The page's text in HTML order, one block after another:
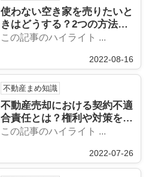
使わない空き家を売りたいと
きはどうする？2つの方法や
発生する費用を解説
この記事のハイライト ...
2022-08-16
不動産まめ知識
不動産売却における契約不適
合責任とは？権利や対策を解
説
この記事のハイライト ...
2022-07-26